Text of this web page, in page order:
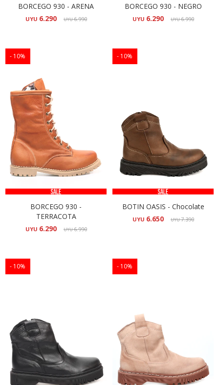
BORCEGO 930 - ARENA
UYU 6.290 UYU6.990
BORCEGO 930 - NEGRO
UYU 6.290 UYU6.990
10
BORCEGO 930 -
TERRACOTA
UYU 6.290 UYU6.990
10
BOTIN OASIS - Chocolate
UYU 6.650 UYU7.390
10 10